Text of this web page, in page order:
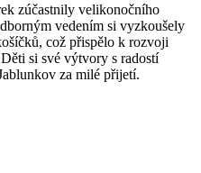
zúčastnily velikonočního
vedením si vyzkoušely
což přispělo k rozvoji
si své výtvory s radostí
za milé přijetí.